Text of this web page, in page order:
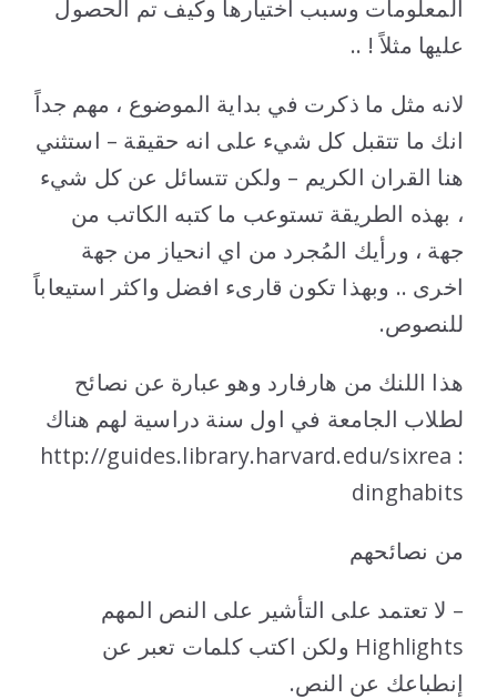
المعلومات وسبب اختيارها وكيف تم الحصول
عليها مثلاً ! ..
لانه مثل ما ذكرت في بداية الموضوع ، مهم جداً
انك ما تتقبل كل شيء على انه حقيقة – استثني
هنا القران الكريم – ولكن تتسائل عن كل شيء
، بهذه الطريقة تستوعب ما كتبه الكاتب من
جهة ، ورأيك المُجرد من اي انحياز من جهة
اخرى .. وبهذا تكون قارىء افضل واكثر استيعاباً
للنصوص.
هذا اللنك من هارفارد وهو عبارة عن نصائح
لطلاب الجامعة في اول سنة دراسية لهم هناك
: http://guides.library.harvard.edu/sixrea
dinghabits
من نصائحهم
– لا تعتمد على التأشير على النص المهم
Highlights ولكن اكتب كلمات تعبر عن
إنطباعك عن النص.